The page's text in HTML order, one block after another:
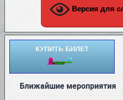
Версия для
КУПИТЬ БИЛЕТ